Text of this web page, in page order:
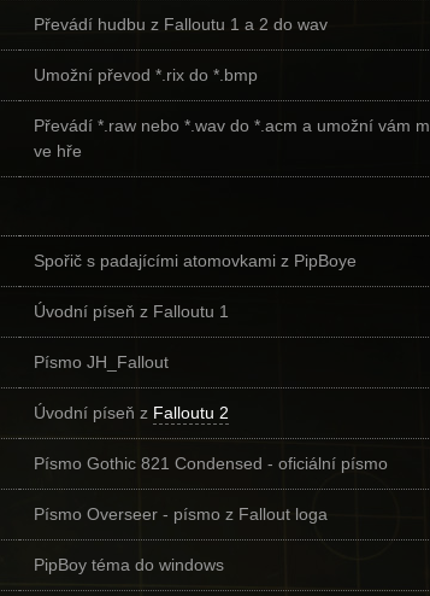
Převádí hudbu z Falloutu 1 a 2 do wav
Umožní převod *.rix do *.bmp
Převádí *.raw nebo *.wav do *.acm a umožní vám
ve hře
Spořič s padajícími atomovkami z PipBoye
Úvodní píseň z Falloutu 1
Písmo JH_Fallout
Úvodní píseň z Falloutu 2
Písmo Gothic 821 Condensed - oficiální písmo
Písmo Overseer - písmo z Fallout loga
PipBoy téma do windows